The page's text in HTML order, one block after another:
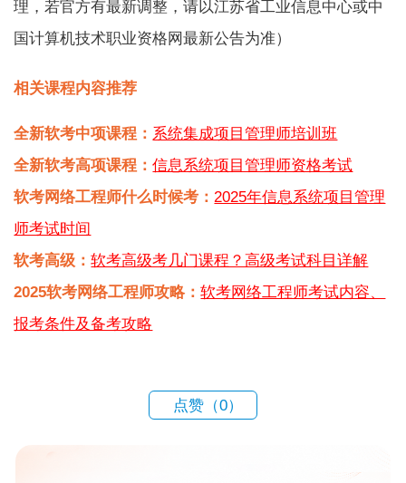
理，若官方有最新调整，请以江苏省工业信息中心或中
国计算机技术职业资格网最新公告为准）
相关课程内容推荐
全新软考中项课程： 系统集成项目管理师培训班
全新软考高项课程：信息系统项目管理师资格考试
软考网络工程师什么时候考： 2025年信息系统项目管理
师考试时间
软考高级：软考高级考几门课程？高级考试科目详解
2025软考网络工程师攻略：软考网络工程师考试内容、
报考条件及备考攻略
点赞（0）